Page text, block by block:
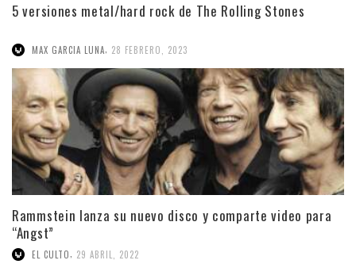
5 versiones metal/hard rock de The Rolling Stones
MAX GARCIA LUNA, 28 FEBRERO, 2023
Rammstein lanza su nuevo disco y comparte video para
“Angst”
EL CULTO 29 ABRIL, 2022